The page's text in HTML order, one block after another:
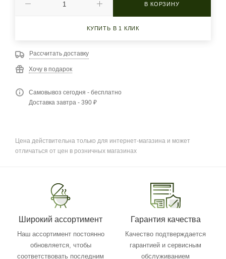
В КОРЗИНУ
КУПИТЬ В 1 КЛИК
Рассчитать доставку
Хочу в подарок
Самовывоз сегодня - бесплатно
Доставка завтра - 390 ₽
Цена действительна только для интернет-магазина и может
отличаться от цен в розничных магазинах
Широкий ассортимент
Наш ассортимент постоянно
обновляется, чтобы
соответствовать последним
Гарантия качества
Качество подтверждается
гарантией и сервисным
обслуживанием